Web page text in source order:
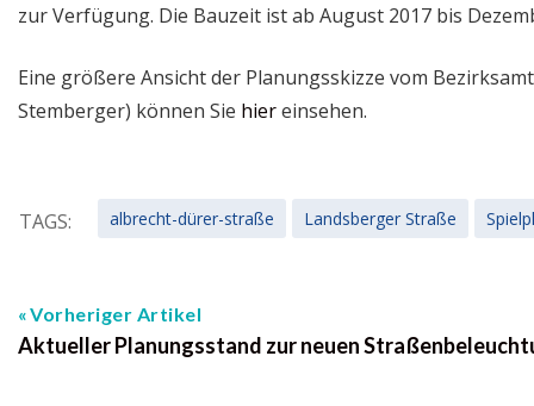
zur Verfügung. Die Bauzeit ist ab August 2017 bis
Eine größere Ansicht der Planungsskizze vom
Stemberger) können Sie hiereinsehen.
TAGS: albrecht-dürer-straße Landsberger Straße
Vorheriger Artikel
Aktueller Planungsstand zur neuen